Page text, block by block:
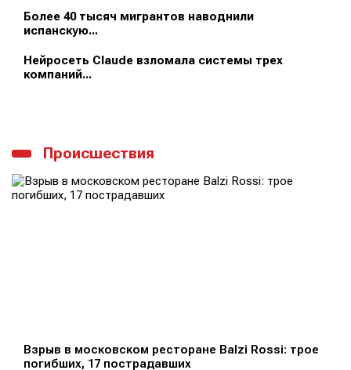
Более 40 тысяч мигрантов наводнили
испанскую...
Нейросеть Claude взломала системы трех
компаний...
Происшествия
Взрыв в московском ресторане Balzi Rossi: трое
погибших, 17 пострадавших